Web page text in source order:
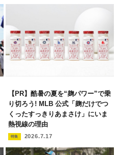
【PR】酷暑の夏を“麹パワー”で乗
り切ろう! MLB 公式「麹だけでつ
くったすっきりあまさけ」にいま
熱視線の理由
特集 2026.7.17